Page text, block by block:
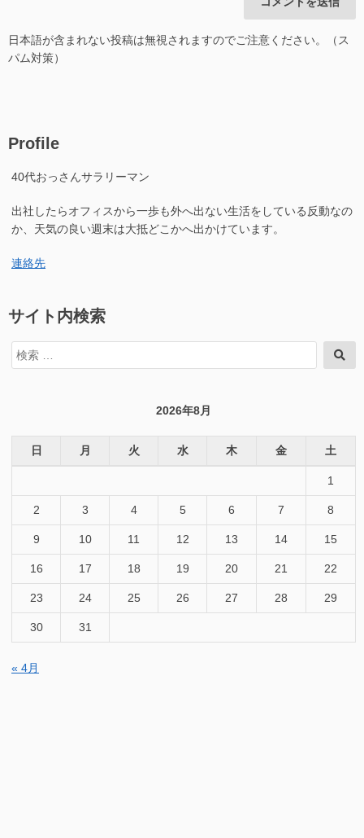
日本語が含まれない投稿は無視されますのでご注意ください。（ス
パム対策）
Profile
40代おっさんサラリーマン
出社したらオフィスから一歩も外へ出ない生活をしている反動なの
か、天気の良い週末は大抵どこかへ出かけています。
連絡先
サイト内検索
検
索
索
2026年8月
日 月 火 水 木 金 土
1
2 3 4 5 6 7 8
9 10 11 12 13 14 15
16 17 18 19 20 21 22
23 24 25 26 27 28 29
30 31
« 4月